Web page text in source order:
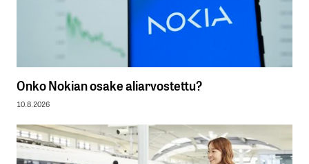
Onko Nokian osake aliarvostettu?
10.8.2026